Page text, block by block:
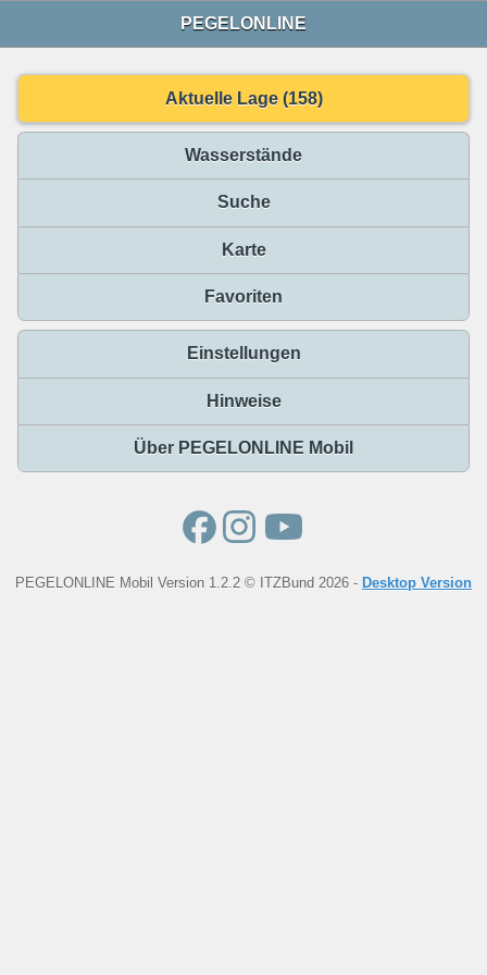
PEGELONLINE
Aktuelle Lage (158)
Wasserstände
Suche
Karte
Favoriten
Einstellungen
Hinweise
Über PEGELONLINE Mobil
PEGELONLINE Mobil Version 1.2.2 © ITZBund 2026 - Desktop Version